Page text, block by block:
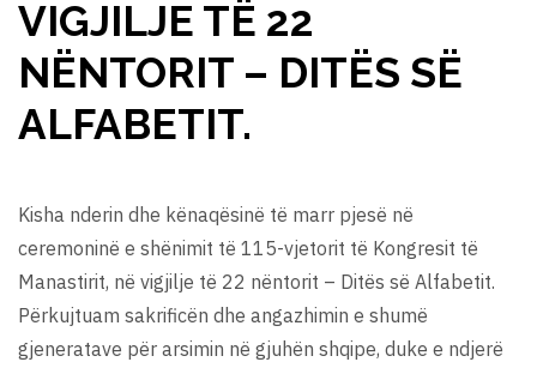
VIGJILJE TË 22
NËNTORIT – DITËS SË
ALFABETIT.
Kisha nderin dhe kënaqësinë të marr pjesë në
ceremoninë e shënimit të 115-vjetorit të Kongresit të
Manastirit, në vigjilje të 22 nëntorit – Ditës së Alfabetit.
Përkujtuam sakrificën dhe angazhimin e shumë
gjeneratave për arsimin në gjuhën shqipe, duke e ndjerë